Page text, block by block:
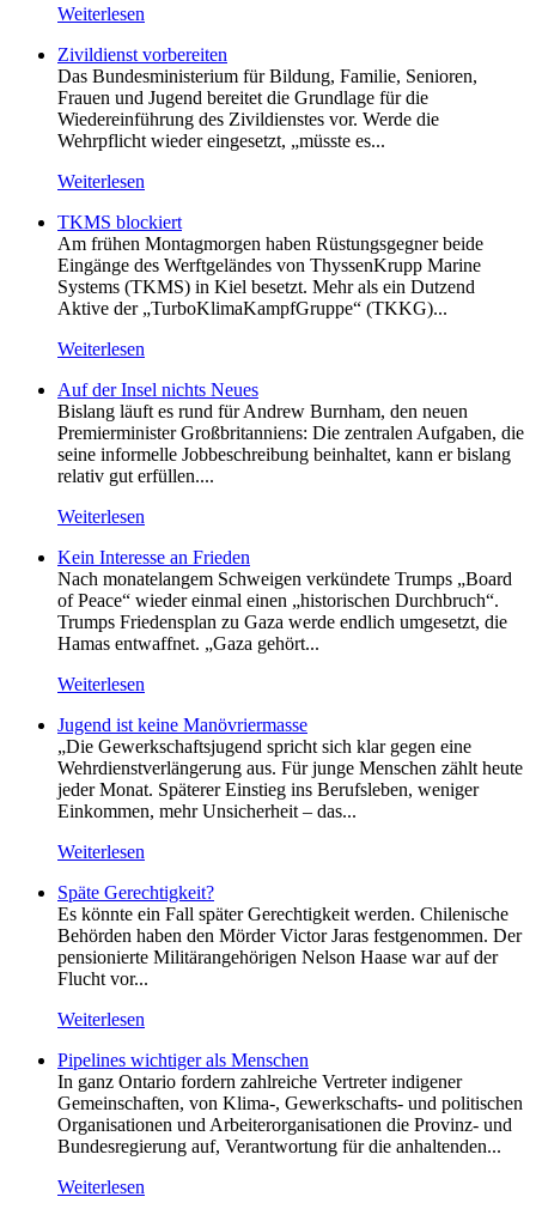
Weiterlesen
Zivildienst vorbereiten
Das Bundesministerium für Bildung, Familie, Senioren,
Frauen und Jugend bereitet die Grundlage für die
Wiedereinführung des Zivildienstes vor. Werde die
Wehrpflicht wieder eingesetzt, „müsste es...
Weiterlesen
TKMS blockiert
Am frühen Montagmorgen haben Rüstungsgegner beide
Eingänge des Werftgeländes von ThyssenKrupp Marine
Systems (TKMS) in Kiel besetzt. Mehr als ein Dutzend
Aktive der „TurboKlimaKampfGruppe“ (TKKG)...
Weiterlesen
Auf der Insel nichts Neues
Bislang läuft es rund für Andrew Burnham, den neuen
Premierminister Großbritanniens: Die zentralen Aufgaben, die
seine informelle Jobbeschreibung beinhaltet, kann er bislang
relativ gut erfüllen....
Weiterlesen
Kein Inte­resse an Frieden
Nach monatelangem Schweigen verkündete Trumps „Board
of Peace“ wieder einmal einen „historischen Durchbruch“.
Trumps Friedensplan zu Gaza werde endlich umgesetzt, die
Hamas entwaffnet. „Gaza gehört...
Weiterlesen
Jugend ist keine Manövriermasse
„Die Gewerkschaftsjugend spricht sich klar gegen eine
Wehrdienstverlängerung aus. Für junge Menschen zählt heute
jeder Monat. Späterer Einstieg ins Berufsleben, weniger
Einkommen, mehr Unsicherheit – das...
Weiterlesen
Späte Gerechtigkeit?
Es könnte ein Fall später Gerechtigkeit werden. Chilenische
Behörden haben den Mörder Victor Jaras festgenommen. Der
pensionierte Militärangehörigen Nelson Haase war auf der
Flucht vor...
Weiterlesen
Pipelines wichtiger als Menschen
In ganz Ontario fordern zahlreiche Vertreter indigener
Gemeinschaften, von Klima-, Gewerkschafts- und politischen
Organisationen und Arbeiterorganisationen die Provinz- und
Bundesregierung auf, Verantwortung für die anhaltenden...
Weiterlesen